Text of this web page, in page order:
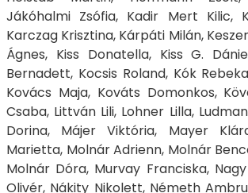
Jákóhalmi Zsófia, Kadir Mert Kilic,
Karczag Krisztina, Kárpáti Milán,
Ágnes, Kiss Donatella, Kiss G.
Bernadett, Kocsis Roland, Kók
Kovács Maja, Kováts Domonkos,
Csaba, Littván Lili, Lohner Lilla,
Dorina, Májer Viktória, Mayer
Marietta, Molnár Adrienn, Molnár
Molnár Dóra, Murvay Franciska,
Olivér, Nákity Nikolett, Németh